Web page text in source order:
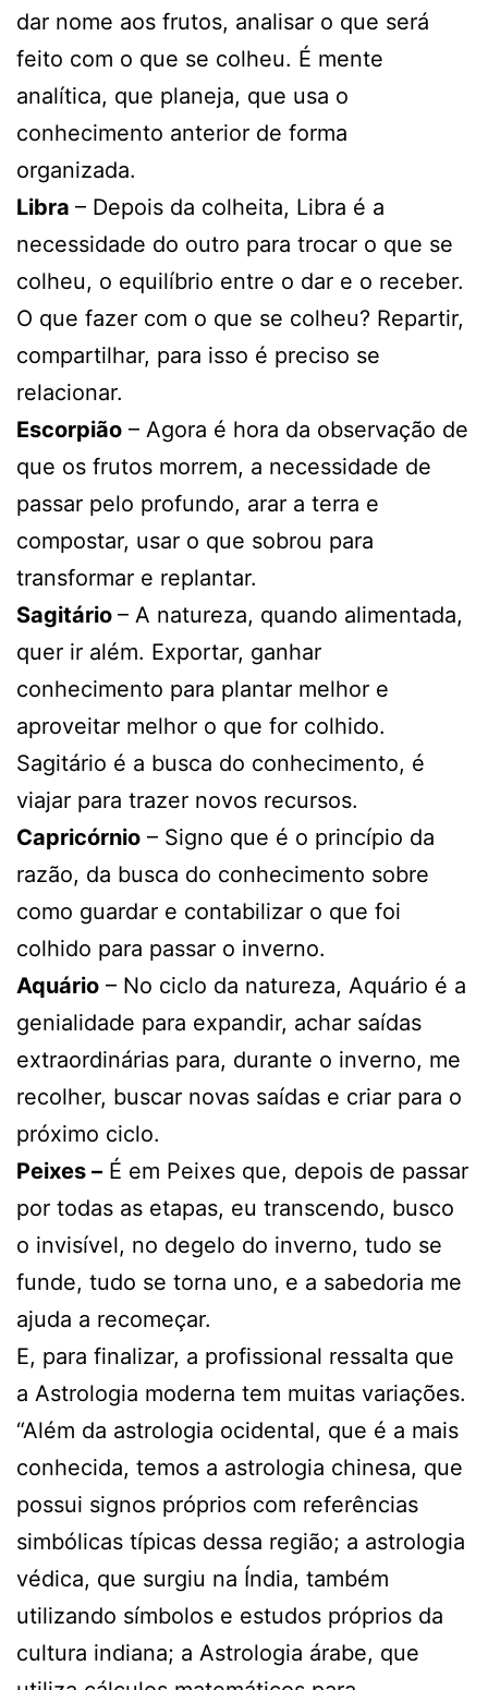
dar nome aos frutos, analisar o que será
feito com o que se colheu. É mente
analítica, que planeja, que usa o
conhecimento anterior de forma
organizada.
Libra – Depois da colheita, Libra é a
necessidade do outro para trocar o que se
colheu, o equilíbrio entre o dar e o receber.
O que fazer com o que se colheu? Repartir,
compartilhar, para isso é preciso se
relacionar.
Escorpião – Agora é hora da observação de
que os frutos morrem, a necessidade de
passar pelo profundo, arar a terra e
compostar, usar o que sobrou para
transformar e replantar.
Sagitário – A natureza, quando alimentada,
quer ir além. Exportar, ganhar
conhecimento para plantar melhor e
aproveitar melhor o que for colhido.
Sagitário é a busca do conhecimento, é
viajar para trazer novos recursos.
Capricórnio – Signo que é o princípio da
razão, da busca do conhecimento sobre
como guardar e contabilizar o que foi
colhido para passar o inverno.
Aquário – No ciclo da natureza, Aquário é a
genialidade para expandir, achar saídas
extraordinárias para, durante o inverno, me
recolher, buscar novas saídas e criar para o
próximo ciclo.
Peixes – É em Peixes que, depois de passar
por todas as etapas, eu transcendo, busco
o invisível, no degelo do inverno, tudo se
funde, tudo se torna uno, e a sabedoria me
ajuda a recomeçar.
E, para finalizar, a profissional ressalta que
a Astrologia moderna tem muitas variações.
“Além da astrologia ocidental, que é a mais
conhecida, temos a astrologia chinesa, que
possui signos próprios com referências
simbólicas típicas dessa região; a astrologia
védica, que surgiu na Índia, também
utilizando símbolos e estudos próprios da
cultura indiana; a Astrologia árabe, que